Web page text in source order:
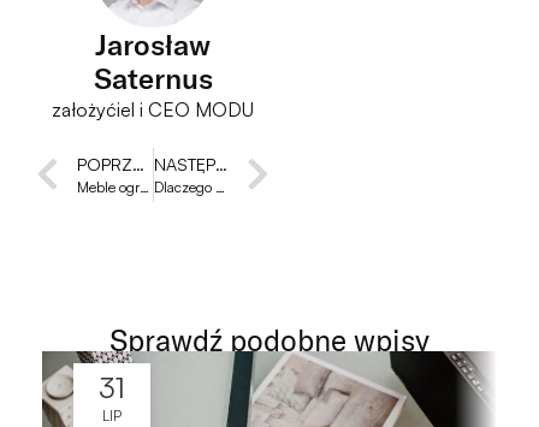
Jarosław
Saternus
założyćiel i CEO MODU
POPRZEDNI
Meble ogrodowe na wymiar z Modu vs z sieciówek – zestawienie kosztów w perspektywie 10 lat
NASTĘPNY
Dlaczego warto zrobić taras w biurowcu?
Sprawdź podobne wpisy
31
LIP